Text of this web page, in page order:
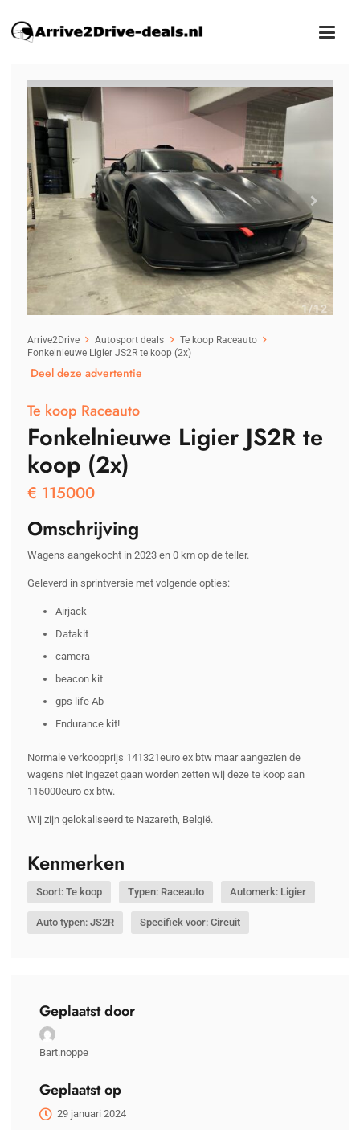
1 /12
Arrive2Drive Autosport deals
Te koop Raceauto
Fonkelnieuwe Ligier JS2R te koop (2x)
Deel deze advertentie
Te koop Raceauto
Fonkelnieuwe Ligier JS2R te
koop (2x)
€ 115000
Omschrijving
Wagens aangekocht in 2023 en 0 km op de teller.
Geleverd in sprintversie met volgende opties:
Airjack
Datakit
camera
beacon kit
gps life Ab
Endurance kit!
Normale verkoopprijs 141321euro ex btw maar aangezien de
wagens niet ingezet gaan worden zetten wij deze te koop aan
115000euro ex btw.
Wij zijn gelokaliseerd te Nazareth, België.
Kenmerken
Soort: Te koop Typen: Raceauto Automerk: Ligier
Auto typen: JS2R Specifiek voor: Circuit
Geplaatst door
Bart.noppe
Geplaatst op
29 januari 2024